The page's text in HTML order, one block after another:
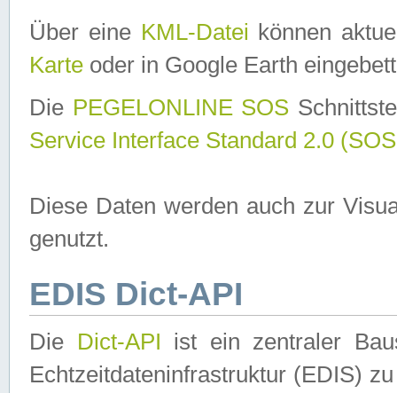
Über eine KML-Datei können
Karte oder in Google Earth
Die PEGELONLINE SOS
Service Interface Standard 2.0
Diese Daten werden auch zur
genutzt.
EDIS Dict-API
Die Dict-API ist ein zentraler
Echtzeitdateninfrastruktur (EDIS)